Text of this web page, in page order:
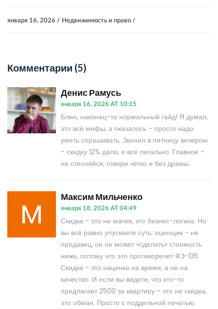
января 16, 2026 / Недвижимость и право /
Комментарии (5)
Денис Рамусь
января 16, 2026 AT 10:15
Блин, наконец-то нормальный гайд! Я думал,
это всё мифы, а оказалось - просто надо
уметь спрашивать. Звонил в пятницу вечером
- скидку 12% дали, и всё легально. Главное -
не стесняйся, говори чётко и без драмы.
Максим Мильченко
января 18, 2026 AT 04:49
Скидки - это не магия, это бизнес-логика. Но
вы всё равно упускаете суть: оценщик - не
продавец, он не может «сделать» стоимость
ниже, потому что это противоречит ФЗ-135.
Скидка - это наценка на время, а не на
качество. И если вы видите, что кто-то
предлагает 2500 за квартиру - это не скидка,
это обман. Просто с поддельной печатью.